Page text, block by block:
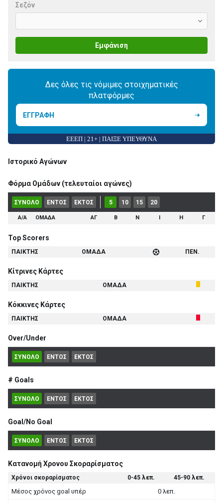
Σεζόν
Εμφάνιση
Δες όλες τις νόμιμες στοιχηματικές
πλατφόρμες
ΕΓΓΡΑΦΗ
ΕΕΕΠ | 21+ | ΠΑΙΞΕ ΥΠΕΥΘΥΝΑ
Ιστορικό Αγώνων
Φόρμα Ομάδων (τελευταίοι αγώνες)
ΣΥΝΟΛΟ ΕΝΤΟΣ ΕΚΤΟΣ 5 10 15 20
Α/Α ΟΜΑΔΑ ΑΓ Β Ν Ι Η Γ
Top Scorers
ΠΑΙΚΤΗΣ ΟΜΑΔΑ ΠΕΝ.
Κίτρινες Κάρτες
ΠΑΙΚΤΗΣ ΟΜΑΔΑ
Κόκκινες Κάρτες
ΠΑΙΚΤΗΣ ΟΜΑΔΑ
Over/Under
ΣΥΝΟΛΟ ΕΝΤΟΣ ΕΚΤΟΣ
# Goals
ΣΥΝΟΛΟ ΕΝΤΟΣ ΕΚΤΟΣ
Goal/No Goal
ΣΥΝΟΛΟ ΕΝΤΟΣ ΕΚΤΟΣ
Κατανομή Χρονου Σκοραρίσματος
Χρόνοι σκοραρίσματος 0-45 λεπ. 45-90 λεπ.
Μέσος χρόνος goal υπέρ 0 λεπ.